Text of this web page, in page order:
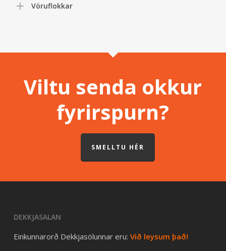
Vöruflokkar
Viltu senda okkur
fyrirspurn?
SMELLTU HÉR
DEKKJASALAN
Einkunnarorð Dekkjasölunnar eru: Við leysum það!